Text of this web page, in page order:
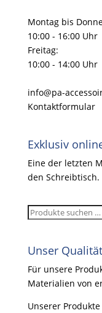
Montag bis
10:00 - 16:00 Uhr
Freitag:
10:00 - 14:00 Uhr
info@pa-
Kontaktformular
Exklusiv
Eine der letzten
den Schreibtisch.
Suchen
Unser
Für unsere
Materialien von
Unserer